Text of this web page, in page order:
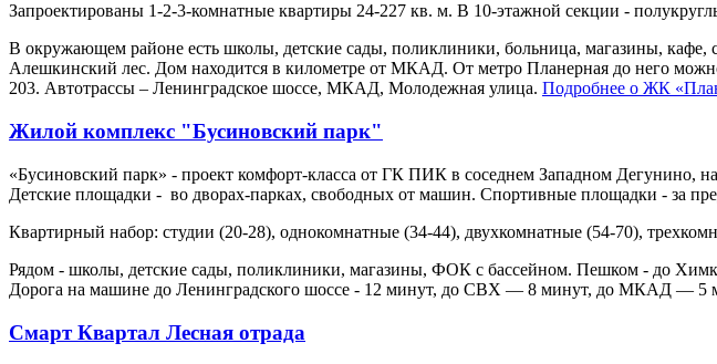
Запроектированы 1-2-3-комнатные квартиры 24-227 кв. м. В 10-этажной секции -
В окружающем районе есть школы, детские сады, поликлиники, больница, магазины, кафе,
Алешкинский лес. Дом находится в километре от МКАД. От метро Планерная до него
203. Автотрассы – Ленинградское шоссе, МКАД, Молодежная улица. Подробнее о ЖК
Жилой комплекс "Бусиновский парк"
«Бусиновский парк» - проект комфорт-класса от ГК ПИК в соседнем Западном Дегунино,
Детские площадки - во дворах-парках, свободных от машин. Спортивные площадки - за
Квартирный набор: студии (20-28), однокомнатные (34-44), двухкомнатные (54-70),
Рядом - школы, детские сады, поликлиники, магазины, ФОК с бассейном. Пешком - до
Дорога на машине до Ленинградского шоссе - 12 минут, до СВХ — 8 минут, до МКАД — 5
Смарт Квартал Лесная отрада